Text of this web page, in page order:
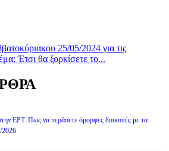
25/05/2024 για τις
Έτσι θα ξορκίσετε το...
ΕΡΤ. Πως να περάσετε όμορφες διακοπές με τα
2026